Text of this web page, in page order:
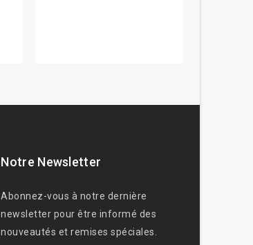
Notre Newsletter
Abonnez-vous à notre dernière
newsletter pour être informé des
nouveautés et remises spéciales.